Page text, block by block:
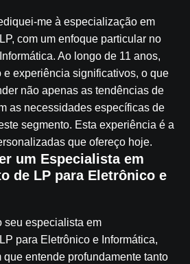
me à especialização em
com um enfoque particular no
Ao longo de 11 anos,
experiência significativos, o que
não apenas as tendências de
as necessidades específicas de
segmento. Esta experiência é a
que ofereço hoje.
um Especialista em
de LP para Eletrônico e
seu especialista em
para Eletrônico e Informática,
entende profundamente tanto